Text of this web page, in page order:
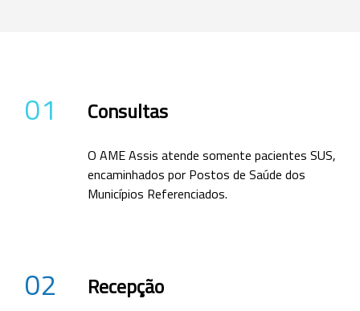
01 Consultas
O AME Assis atende somente pacientes SUS,
encaminhados por Postos de Saúde dos
Municípios Referenciados.
02 Recepção